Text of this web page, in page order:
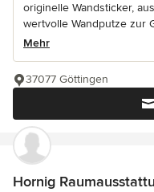
originelle Wandsticker,
wertvolle Wandputze zur
Mehr
37077 Göttingen
Hornig